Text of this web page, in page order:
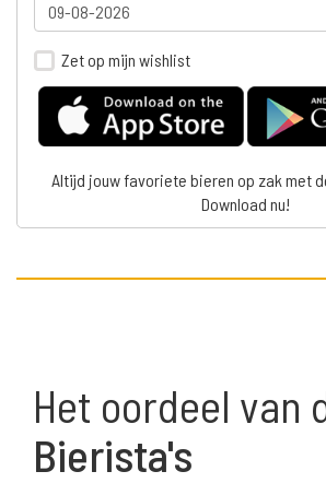
Zet op mijn wishlist
Altijd jouw favoriete bieren op zak met
Download nu!
Het oordeel van
Bierista's